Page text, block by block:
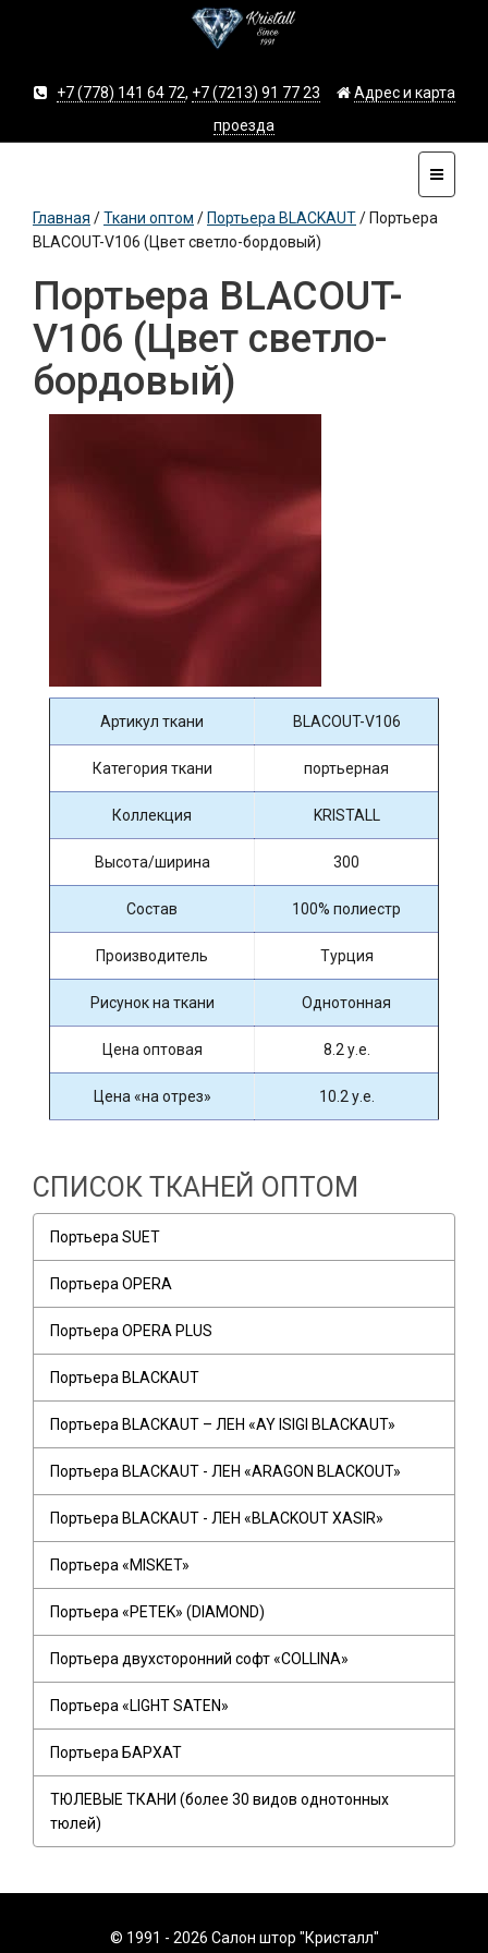
+7 (778) 141 64 72, +7 (7213) 91 77 23
Адрес и карта
проезда
Главная /Ткани оптом / Портьера BLACKAUT/ Портьера
BLACOUT-V106 (Цвет светло-бордовый)
Портьера BLACOUT-
V106 (Цвет светло-
бордовый)
Артикул ткани BLACOUT-V106
Категория ткани портьерная
Коллекция KRISTALL
Высота/ширина 300
Состав 100% полиестр
Производитель Турция
Рисунок на ткани Однотонная
Цена оптовая 8.2 у.е.
Цена «на отрез» 10.2 у.е.
СПИСОК ТКАНЕЙ ОПТОМ
Портьера SUET
Портьера OPERA
Портьера OPERA PLUS
Портьера BLACKAUT
Портьера BLACKAUT – ЛЕН «AY ISIGI BLACKAUT»
Портьера BLACKAUT - ЛЕН «ARAGON BLACKOUT»
Портьера BLACKAUT - ЛЕН «BLACKOUT XASIR»
Портьера «MISKET»
Портьера «PETEK» (DIAMOND)
Портьера двухсторонний софт «COLLINA»
Портьера «LIGHT SATEN»
Портьера БАРХАТ
ТЮЛЕВЫЕ ТКАНИ (более 30 видов однотонных
тюлей)
© 1991 - 2026 Салон штор "Кристалл"